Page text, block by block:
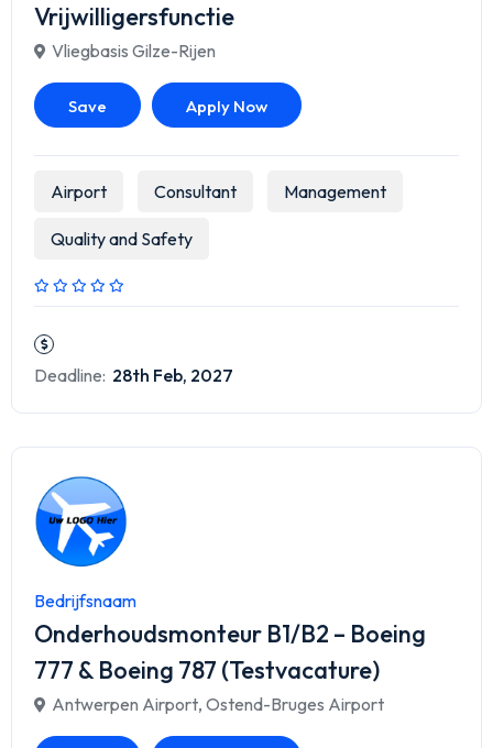
Vrijwilligersfunctie
Vliegbasis Gilze-Rijen
Save Apply Now
Airport Consultant Management
Quality and Safety
Deadline: 28th Feb, 2027
Bedrijfsnaam
Onderhoudsmonteur B1/B2 – Boeing
777 & Boeing 787 (Testvacature)
Antwerpen Airport, Ostend-Bruges Airport